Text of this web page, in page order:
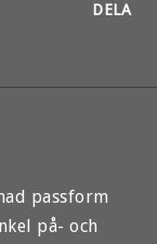
DELA
passform
på- och